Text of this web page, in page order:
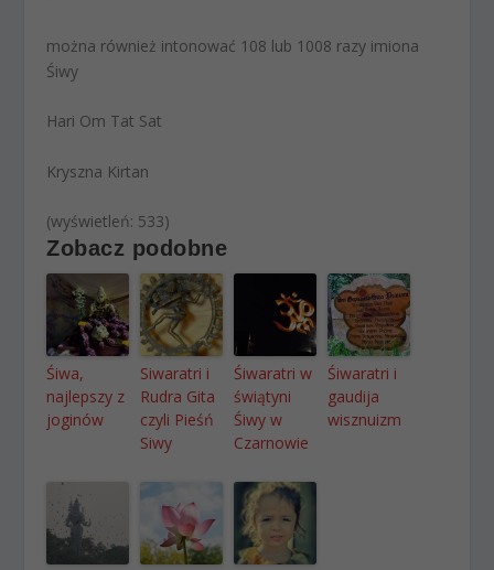
można również intonować 108 lub 1008 razy imiona
Śiwy
Hari Om Tat Sat
Kryszna Kirtan
(wyświetleń: 533)
Zobacz podobne
Śiwa,
najlepszy z
joginów
Siwaratri i
Rudra Gita
czyli Pieśń
Siwy
Śiwaratri w
świątyni
Śiwy w
Czarnowie
Śiwaratri i
gaudija
wisznuizm